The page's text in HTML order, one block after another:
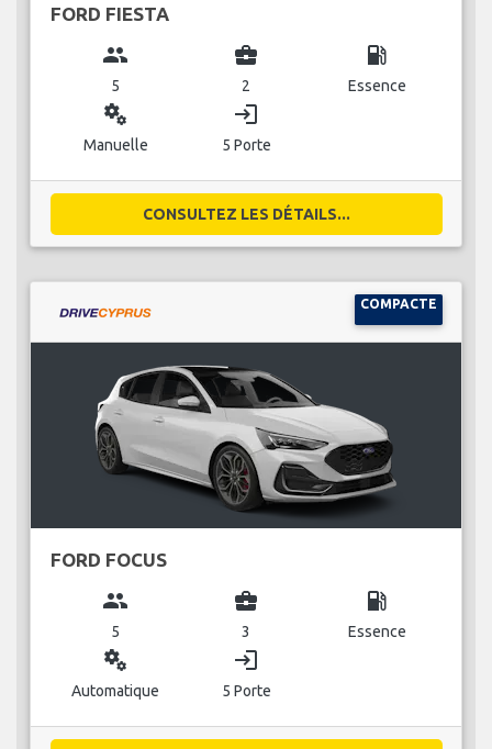
FORD FIESTA
group
5
business_center
2
local_gas_station
Essence
miscellaneous_services
Manuelle
login
5 Porte
CONSULTEZ LES DÉTAILS...
COMPACTE
FORD FOCUS
group
5
business_center
3
local_gas_station
Essence
miscellaneous_services
Automatique
login
5 Porte